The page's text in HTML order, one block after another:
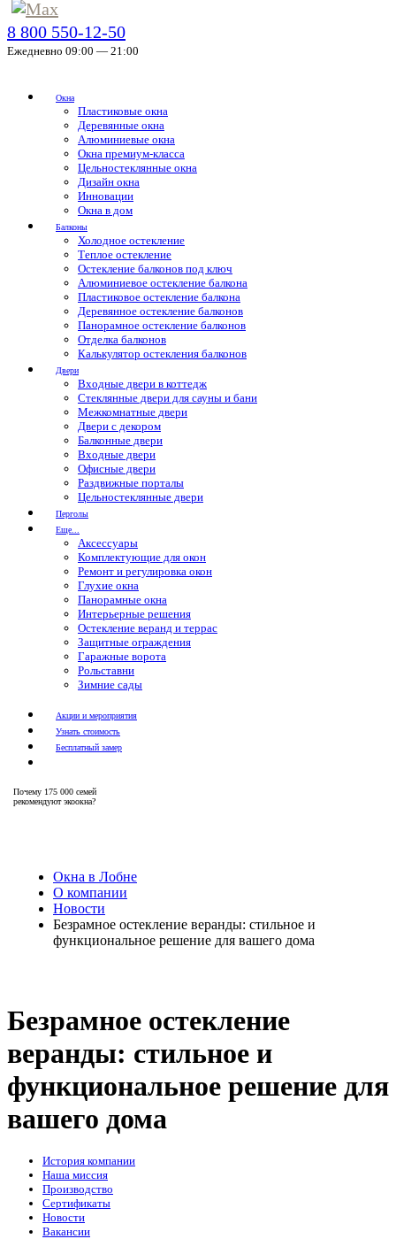
8 800 550-12-50
Ежедневно 09:00 — 21:00
Окна
Пластиковые окна
Деревянные окна
Алюминиевые окна
Окна премиум-класса
Цельностеклянные окна
Дизайн окна
Инновации
Окна в дом
Балконы
Холодное остекление
Теплое остекление
Остекление балконов под ключ
Алюминиевое остекление балкона
Пластиковое остекление балкона
Деревянное остекление балконов
Панорамное остекление балконов
Отделка балконов
Калькулятор остекления балконов
Двери
Входные двери в коттедж
Стеклянные двери для сауны и бани
Межкомнатные двери
Двери с декором
Балконные двери
Входные двери
Офисные двери
Раздвижные порталы
Цельностеклянные двери
Перголы
Еще...
Аксессуары
Комплектующие для окон
Ремонт и регулировка окон
Глухие окна
Панорамные окна
Интерьерные решения
Остекление веранд и террас
Защитные ограждения
Гаражные ворота
Рольставни
Зимние сады
Акции и мероприятия
Узнать стоимость
Бесплатный замер
Почему 175 000 семей
рекомендуют экоокна?
Окна в Лобне
О компании
Новости
Безрамное остекление веранды: стильное и
функциональное решение для вашего дома
Безрамное остекление
веранды: стильное и
функциональное решение для
вашего дома
История компании
Наша миссия
Производство
Сертификаты
Новости
Вакансии